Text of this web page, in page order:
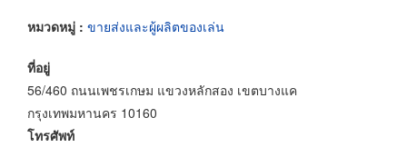
หมวดหมู่ : ขายส่งและผู้ผลิตของเล่น
ที่อยู่
56/460 ถนนเพชรเกษม แขวงหลักสอง เขตบางแค
กรุงเทพมหานคร 10160
โทรศัพท์